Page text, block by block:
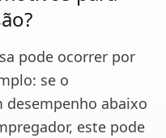
pode ocorrer por
se o
abaixo
este pode